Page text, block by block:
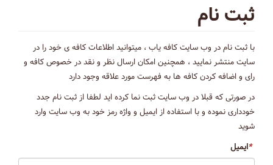
ثبت نام
با ثبت نام در وب سایت کافه یاب ، میتوانید اطلاعات کافه ی خود را در
سایت منتشر نمایید ، همچنین امکان ارسال نظر و نقد در خصوص کافه و
رای و اضافه کردن کافه ها به فهرست مورد علاقه وجود دارد
در صورتی که قبلا در وب سایت ثبت نما کرده اید لطفا از ثبت نام جدد
خودداری نموده و با استفاده از ایمیل و واژه رمز خود به وب سایت وارد
شوید
*ایمیل